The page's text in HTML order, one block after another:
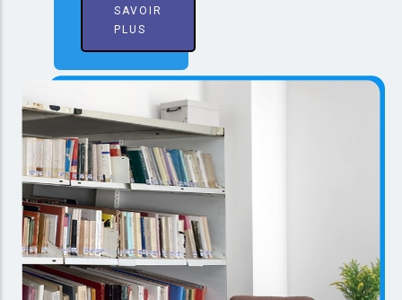
SAVOIR
PLUS